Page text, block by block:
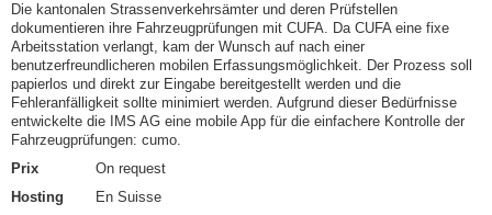
Die kantonalen Strassenverkehrsämter und deren Prüfstellen
dokumentieren ihre Fahrzeugprüfungen mit CUFA. Da CUFA eine fixe
Arbeitsstation verlangt, kam der Wunsch auf nach einer
benutzerfreundlicheren mobilen Erfassungsmöglichkeit. Der Prozess soll
papierlos und direkt zur Eingabe bereitgestellt werden und die
Fehleranfälligkeit sollte minimiert werden. Aufgrund dieser Bedürfnisse
entwickelte die IMS AG eine mobile App für die einfachere Kontrolle der
Fahrzeugprüfungen: cumo.
Prix
On request
Hosting
En Suisse